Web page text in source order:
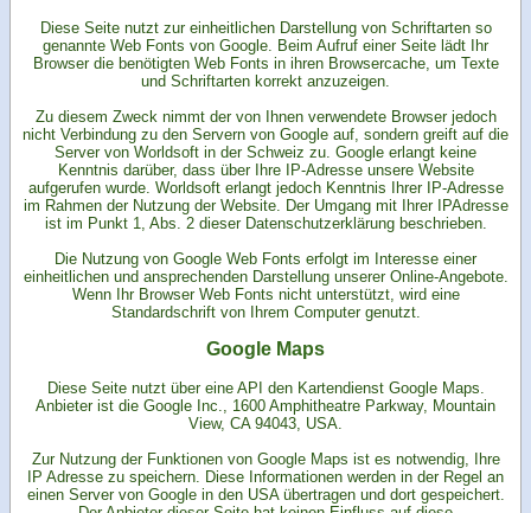
Diese Seite nutzt zur einheitlichen Darstellung von Schriftarten so
genannte Web Fonts von Google. Beim Aufruf einer Seite lädt Ihr
Browser die benötigten Web Fonts in ihren Browsercache, um Texte
und Schriftarten korrekt anzuzeigen.
Zu diesem Zweck nimmt der von Ihnen verwendete Browser jedoch
nicht Verbindung zu den Servern von Google auf, sondern greift auf die
Server von Worldsoft in der Schweiz zu. Google erlangt keine
Kenntnis darüber, dass über Ihre IP-Adresse unsere Website
aufgerufen wurde. Worldsoft erlangt jedoch Kenntnis Ihrer IP-Adresse
im Rahmen der Nutzung der Website. Der Umgang mit Ihrer IPAdresse
ist im Punkt 1, Abs. 2 dieser Datenschutzerklärung beschrieben.
Die Nutzung von Google Web Fonts erfolgt im Interesse einer
einheitlichen und ansprechenden Darstellung unserer Online-Angebote.
Wenn Ihr Browser Web Fonts nicht unterstützt, wird eine
Standardschrift von Ihrem Computer genutzt.
Google Maps
Diese Seite nutzt über eine API den Kartendienst Google Maps.
Anbieter ist die Google Inc., 1600 Amphitheatre Parkway, Mountain
View, CA 94043, USA.
Zur Nutzung der Funktionen von Google Maps ist es notwendig, Ihre
IP Adresse zu speichern. Diese Informationen werden in der Regel an
einen Server von Google in den USA übertragen und dort gespeichert.